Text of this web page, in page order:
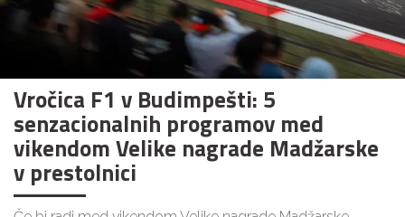
Vročica F1 v Budimpešti: 5
senzacionalnih programov med
vikendom Velike nagrade Madžarske
v prestolnici